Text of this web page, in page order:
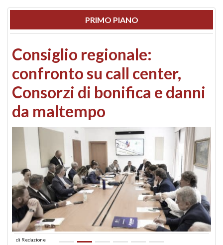
PRIMO PIANO
Consiglio regionale:
confronto su call center,
Consorzi di bonifica e danni
da maltempo
di Redazione